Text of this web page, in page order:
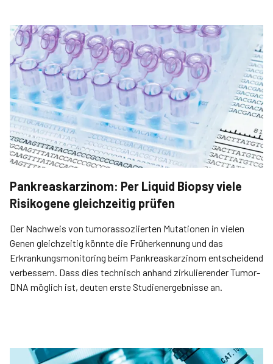
Pankreaskarzinom: Per Liquid Biopsy viele
Risikogene gleichzeitig prüfen
Der Nachweis von tumor­assoziierten Mutationen in vielen
Genen gleichzeitig könnte die Früherkennung und das
Erkrankungsmonitoring beim Pankreaskarzinom entscheidend
verbessern. Dass dies technisch anhand zirkulierender Tumor-
DNA möglich ist, deuten erste Studienergebnisse an.